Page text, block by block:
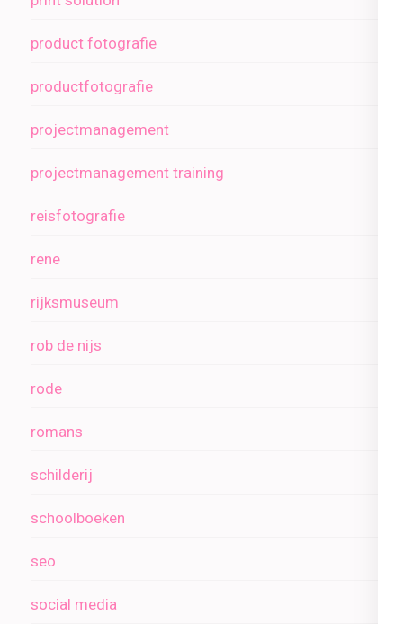
product fotografie
productfotografie
projectmanagement
projectmanagement training
reisfotografie
rene
rijksmuseum
rob de nijs
rode
romans
schilderij
schoolboeken
seo
social media